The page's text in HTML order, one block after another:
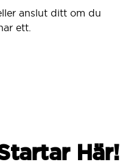
anslut ditt om du
ett.
Här!